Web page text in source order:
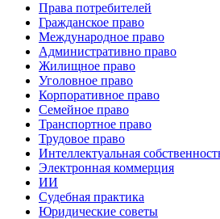
Права потребителей
Гражданское право
Международное право
Административно право
Жилищное право
Уголовное право
Корпоративное право
Семейное право
Транспортное право
Трудовое право
Интеллектуальная
Электронная коммерция
ИИ
Судебная практика
Юридические советы